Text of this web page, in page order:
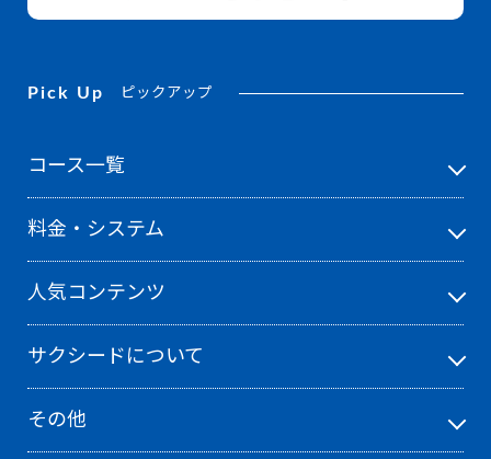
Pick Up ピックアップ
サクシードについて
料金・システム
コース一覧
人気コンテンツ
その他